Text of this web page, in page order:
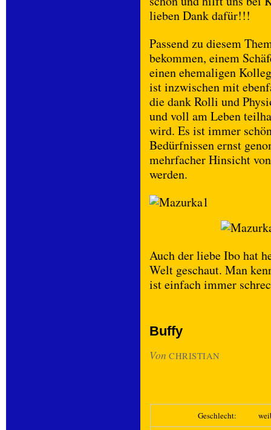
lieben Dank dafür!!!
Passend zu diesem
bekommen, einem
einen ehemaligen
ist inzwischen mit
die dank Rolli und
und voll am Leben
wird. Es ist immer
Bedürfnissen ernst
mehrfacher Hinsicht
werden.
Auch der liebe Ibo hat
Welt geschaut. Man
ist einfach immer
Buffy
Von CHRISTIAN
Geschlecht: